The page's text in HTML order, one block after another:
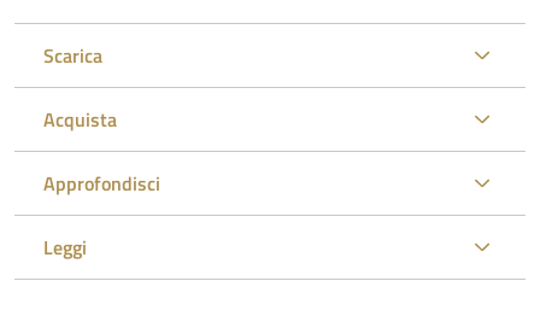
Scarica
Acquista
Approfondisci
Leggi